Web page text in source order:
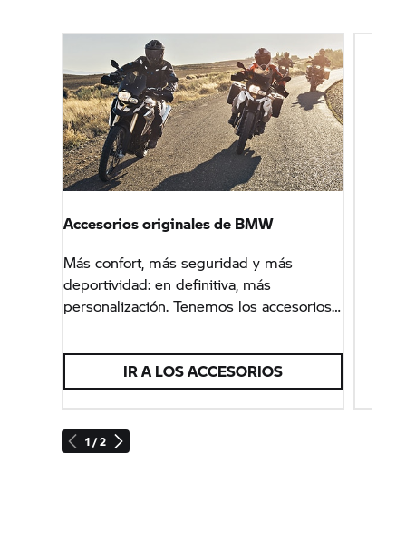
1 / 2
Accesorios originales de BMW
Más confort, más seguridad y más
deportividad: en definitiva, más
personalización. Tenemos los accesorios
IR A LOS ACCESORIOS